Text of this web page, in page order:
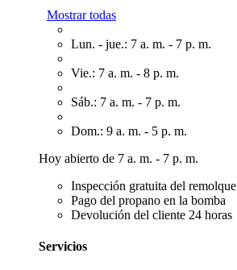
Mostrar todas
Lun. - jue.: 7 a. m. - 7 p. m.
Vie.: 7 a. m. - 8 p. m.
Sáb.: 7 a. m. - 7 p. m.
Dom.: 9 a. m. - 5 p. m.
Hoy abierto de 7 a. m. - 7 p. m.
Inspección gratuita del remolque
Pago del propano en la bomba
Devolución del cliente 24 horas
Servicios